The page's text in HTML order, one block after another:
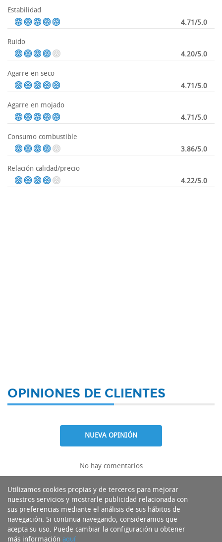
Estabilidad
4.71/5.0
Ruido
4.20/5.0
Agarre en seco
4.71/5.0
Agarre en mojado
4.71/5.0
Consumo combustible
3.86/5.0
Relación calidad/precio
4.22/5.0
OPINIONES DE CLIENTES
NUEVA OPINIÓN
No hay comentarios
Utilizamos cookies propias y de terceros para mejorar
nuestros servicios y mostrarle publicidad relacionada con
sus preferencias mediante el análisis de sus hábitos de
navegación. Si continua navegando, consideramos que
acepta su uso. Puede cambiar la configuración u obtener
más información aquí